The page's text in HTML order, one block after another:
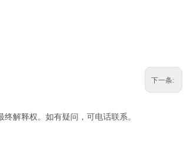
下一条:
解释权。如有疑问，可电话联系。